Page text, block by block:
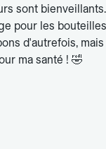
sont bienveillants.
pour les
d'autrefois,
ma santé ! 🤣